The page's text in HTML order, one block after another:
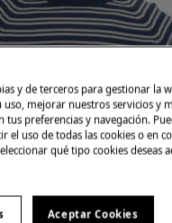
y de terceros para gestionar la
uso, mejorar nuestros servicios y
tus preferencias y navegación.
el uso de todas las cookies o en
qué tipo cookies deseas
Aceptar Cookies